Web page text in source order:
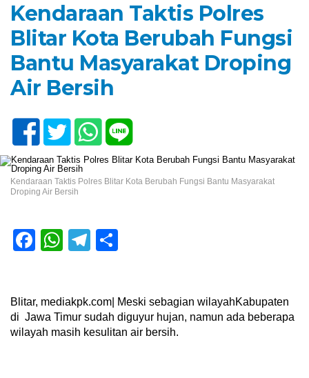
Kendaraan Taktis Polres
Blitar Kota Berubah Fungsi
Bantu Masyarakat Droping
Air Bersih
Kendaraan Taktis Polres Blitar Kota Berubah Fungsi Bantu Masyarakat
Droping Air Bersih
Facebook
WhatsApp
Telegram
Blitar, mediakpk.com| Meski sebagian wilayahKabupaten
di Jawa Timur sudah diguyur hujan, namun ada beberapa
wilayah masih kesulitan air bersih.